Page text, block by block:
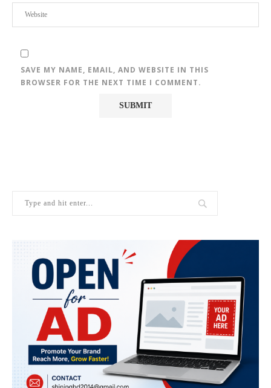
SAVE MY NAME, EMAIL, AND WEBSITE IN THIS
BROWSER FOR THE NEXT TIME I COMMENT.